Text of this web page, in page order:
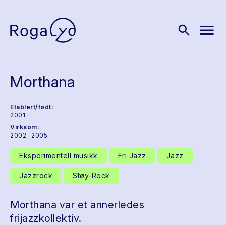
search menu
Morthana
Etablert/født:
2001
Virksom:
2002 -2005
Eksperimentell musikk Fri Jazz Jazz
Jazzrock Støy-Rock
Morthana var et annerledes
frijazzkollektiv.